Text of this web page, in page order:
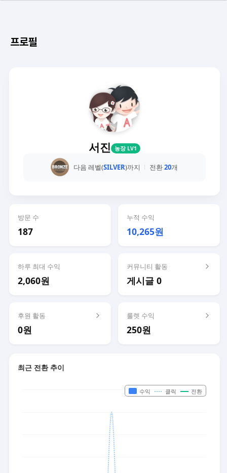
프로필
서진 농장 LV1
다음 레벨(SILVER)까지 전환20개
방문 수
187
누적 수익
10,265원
하루 최대 수익
2,060원
커뮤니티 활동
게시글 0
후원 활동
0원
룰렛 수익
250원
최근 전환 추이